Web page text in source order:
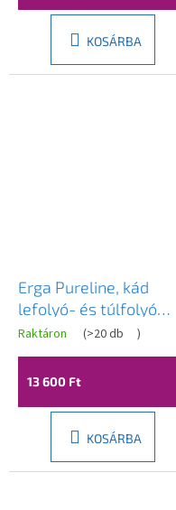
KOSÁRBA
Erga Pureline, kád
lefolyó- és túlfolyó
szett, 650 mm hosszú,
bowden, matt fekete,
ERG-V08-PURELINE-
Raktáron (>20 db )
13 600 Ft
KOSÁRBA